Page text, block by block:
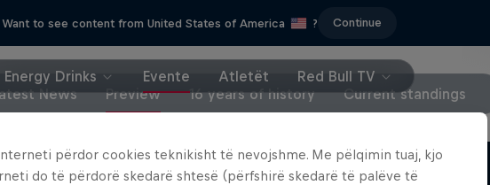
Want to see content from United States of America ? Continue
Energy Drinks Evente Atletët
Red Bull TV
News Preview 16 years of history Current standings
përdor cookies teknikisht të nevojshme. Me pëlqimin tuaj, kjo
do të përdorë skedarë shtesë (përfshirë skedarë të palëve të